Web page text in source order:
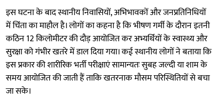
इस घटना के बाद स्थानीय निवासियों, अभिभावकों और जनप्रतिनिधियों
में चिंता का माहौल है। लोगों का कहना है कि भीषण गर्मी के दौरान इतनी
कठिन 12 किलोमीटर की दौड़ आयोजित कर अभ्यर्थियों के स्वास्थ्य और
सुरक्षा को गंभीर खतरे में डाल दिया गया। कई स्थानीय लोगों ने बताया कि
इस प्रकार की शारीरिक भर्ती परीक्षाएं सामान्यतः सुबह जल्दी या शाम के
समय आयोजित की जाती हैं ताकि खतरनाक मौसम परिस्थितियों से बचा
जा सके।